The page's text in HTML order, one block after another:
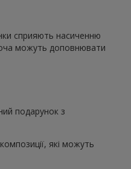
сприяють насиченню
можуть доповнювати
подарунок з
які можуть